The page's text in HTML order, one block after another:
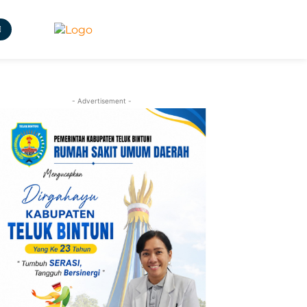
- Advertisement -